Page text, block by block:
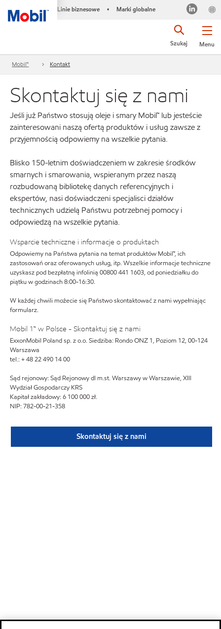
Linie biznesowe • Marki globalne
Menu
Szukaj
Mobil™ Kontakt
Skontaktuj się z nami
Jeśli już Państwo stosują oleje i smary Mobil™ lub jesteście
zainteresowani naszą ofertą produktów i usług zawsze z
przyjemnością odpowiemy na wszelkie pytania.
Blisko 150-letnim doświadczeniem w zakresie środków
smarnych i smarowania, wspieranym przez naszą
rozbudowaną bibliotekę danych referencyjnych i
ekspertów, nasi doświadczeni specjalisci działów
technicznych udzielą Państwu potrzebnej pomocy i
odpowiedzą na wszelkie pytania.
Wsparcie techniczne i informacje o produktach
Odpowiemy na Państwa pytania na temat produktów Mobil™, ich
zastosowań oraz oferowanych usług, itp. Wszelkie informacje techniczne
uzyskasz pod bezpłatną infolinią 00800 441 1603, od poniedziałku do
piątku w godzinach 8:00-16:30.
W każdej chwili możecie się Państwo skontaktować z nami wypełniając
formularz.
Mobil 1™ w Polsce - Skontaktuj się z nami
ExxonMobil Poland sp. z o.o. Siedziba: Rondo ONZ 1, Poziom 12, 00-124
Warszawa
tel.: + 48 22 490 14 00
Sąd rejonowy: Sąd Rejonowy dl m.st. Warszawy w Warszawie, XIII
Wydział Gospodarczy KRS
Kapitał zakładowy: 6 100 000 zł.
NIP: 782-00-21-358
Skontaktuj się z nami